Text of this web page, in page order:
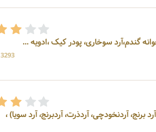
گندم،آرد سوخاری، پودر کیک ،ادویه ...
13293
برنج، آردنخودچی، آردذرت، آردبرنج، آرد سویا) ،